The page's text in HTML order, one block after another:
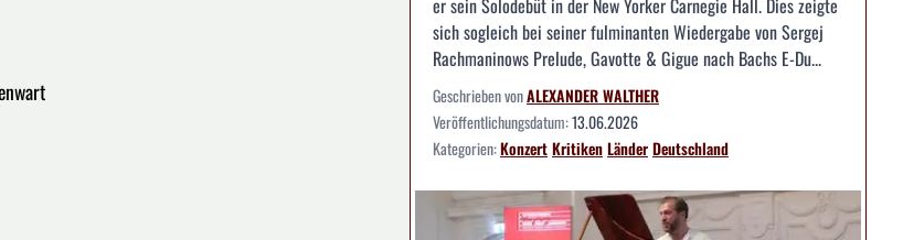
er sein Solodebüt in der New Yorker Carnegie Hall. Dies zeigte
sich sogleich bei seiner fulminanten Wiedergabe von Sergej
Rachmaninows Prelude, Gavotte & Gigue nach Bachs E-Du...
Geschrieben vonALEXANDER WALTHER
Veröffentlichungsdatum:13.06.2026
Kategorien:KonzertKritikenLänderDeutschland